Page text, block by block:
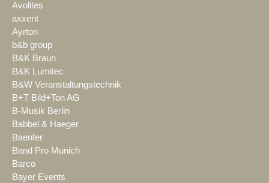
Avolites
axxent
Ayrton
b&b group
B&K Braun
B&K Lumitec
B&W Veranstaltungstechnik
B+T Bild+Ton AG
B-Musik Berlin
Babbel & Haeger
Baenfer
Band Pro Munich
Barco
Bayer Events